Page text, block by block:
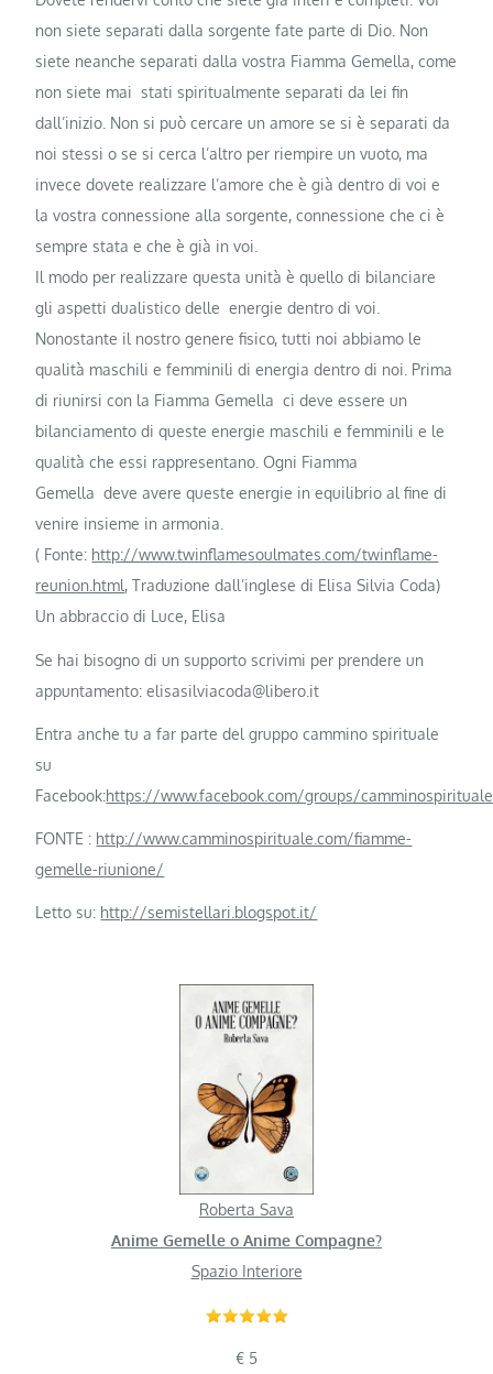
non siete separati dalla sorgente fate parte di Dio. Non
siete neanche separati dalla vostra Fiamma Gemella, come
non siete mai stati spiritualmente separati da lei fin
dall’inizio. Non si può cercare un amore se si è separati da
noi stessi o se si cerca l’altro per riempire un vuoto, ma
invece dovete realizzare l’amore che è già dentro di voi e
la vostra connessione alla sorgente, connessione che ci è
sempre stata e che è già in voi.
Il modo per realizzare questa unità è quello di bilanciare
gli aspetti dualistico delle energie dentro di voi.
Nonostante il nostro genere fisico, tutti noi abbiamo le
qualità maschili e femminili di energia dentro di noi. Prima
di riunirsi con la Fiamma Gemella ci deve essere un
bilanciamento di queste energie maschili e femminili e le
qualità che essi rappresentano. Ogni Fiamma
Gemella deve avere queste energie in equilibrio al fine di
venire insieme in armonia.
( Fonte: http://www.twinflamesoulmates.com/twinflame-
reunion.html, Traduzione dall’inglese di Elisa Silvia Coda)
Un abbraccio di Luce, Elisa
Se hai bisogno di un supporto scrivimi per prendere un
appuntamento: elisasilviacoda@libero.it
Entra anche tu a far parte del gruppo cammino spirituale
su
Facebook:https://www.facebook.com/groups/
FONTE : http://www.camminospirituale.com/fiamme-
gemelle-riunione/
Letto su: http://semistellari.blogspot.it/
Roberta Sava
Anime Gemelle o Anime Compagne?
Spazio Interiore
€ 5